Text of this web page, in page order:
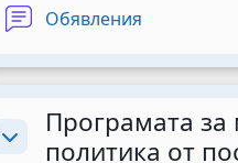
Обявления
Minimizza
Програмата за
политика от